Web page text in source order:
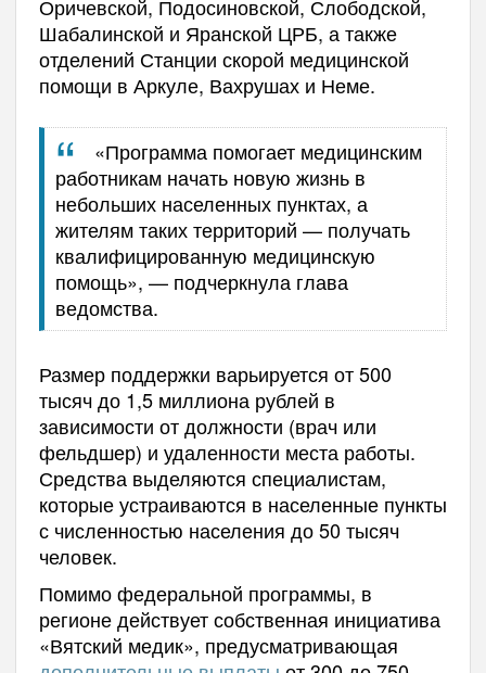
Оричевской, Подосиновской, Слободской,
Шабалинской и Яранской ЦРБ, а также
отделений Станции скорой медицинской
помощи в Аркуле, Вахрушах и Неме.
«Программа помогает медицинским
работникам начать новую жизнь в
небольших населенных пунктах, а
жителям таких территорий — получать
квалифицированную медицинскую
помощь», — подчеркнула глава
ведомства.
Размер поддержки варьируется от 500
тысяч до 1,5 миллиона рублей в
зависимости от должности (врач или
фельдшер) и удаленности места работы.
Средства выделяются специалистам,
которые устраиваются в населенные пункты
с численностью населения до 50 тысяч
человек.
Помимо федеральной программы, в
регионе действует собственная инициатива
«Вятский медик», предусматривающая